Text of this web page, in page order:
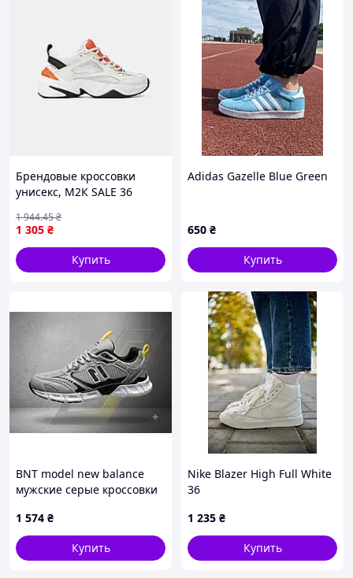
Брендовые кроссовки
унисекс, М2К SALE 36
1 305 ₴
1 944.45₴
Купить
Adidas Gazelle Blue Green
650 ₴
Купить
BNT model new balance
мужские серые кроссовки
1 574 ₴
Купить
Nike Blazer High Full White
36
1 235 ₴
Купить